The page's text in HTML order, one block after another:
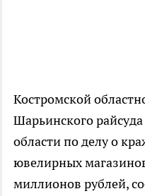
Костромской
Шарьинского
области по делу о
ювелирных
миллионов рублей,